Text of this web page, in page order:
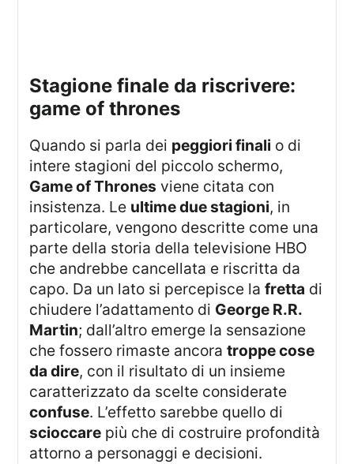
stagione finale da riscrivere:
game of thrones
Quando si parla dei peggiori finali o di
intere stagioni del piccolo schermo,
Game of Thrones viene citata con
insistenza. Le ultime due stagioni, in
particolare, vengono descritte come una
parte della storia della televisione HBO
che andrebbe cancellata e riscritta da
capo. Da un lato si percepisce lafretta di
chiudere l’adattamento di George R.R.
Martin; dall’altro emerge la sensazione
che fossero rimaste ancoratroppe cose
da dire, con il risultato di un insieme
caratterizzato da scelte considerate
confuse. L’effetto sarebbe quello di
scioccare più che di costruire profondità
attorno a personaggi e decisioni.